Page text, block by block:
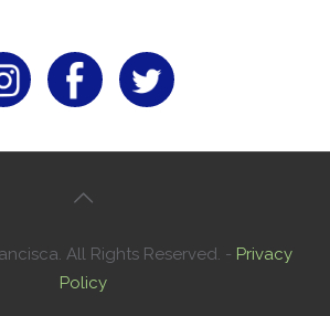
All Rights Reserved. - Privacy
Policy